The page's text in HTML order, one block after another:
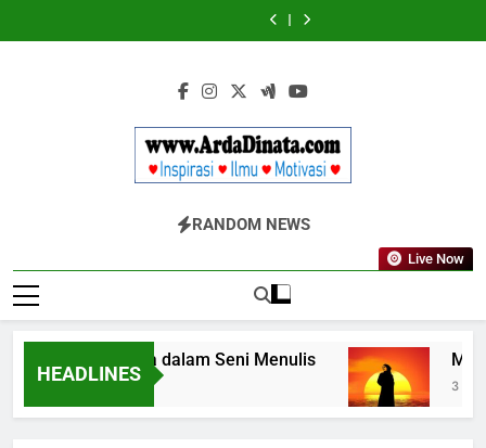
to
Kekinian
EFEKTA
English
for
Adults
Wajib
Diketahui
Kekinian
di
EFEKTA
English
for
Adults
BERDAYA
Inspirasi, Ilmu, Dan Motivasi
RANDOM NEWS
Live Now
HEADLINES
Kata dalam Seni Menulis
Ago 3 Tahun